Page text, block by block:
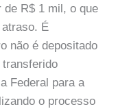
de R$ 1 mil, o que
É
não é depositado
Federal para a
o processo